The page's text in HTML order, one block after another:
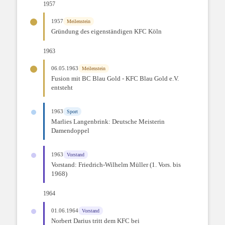
1957
1957 Meilenstein
Gründung des eigenständigen KFC Köln
1963
06.05.1963 Meilenstein
Fusion mit BC Blau Gold - KFC Blau Gold e.V.
entsteht
1963 Sport
Marlies Langenbrink: Deutsche Meisterin
Damendoppel
1963 Vorstand
Vorstand: Friedrich-Wilhelm Müller (1. Vors. bis
1968)
1964
01.06.1964 Vorstand
Norbert Darius tritt dem KFC bei